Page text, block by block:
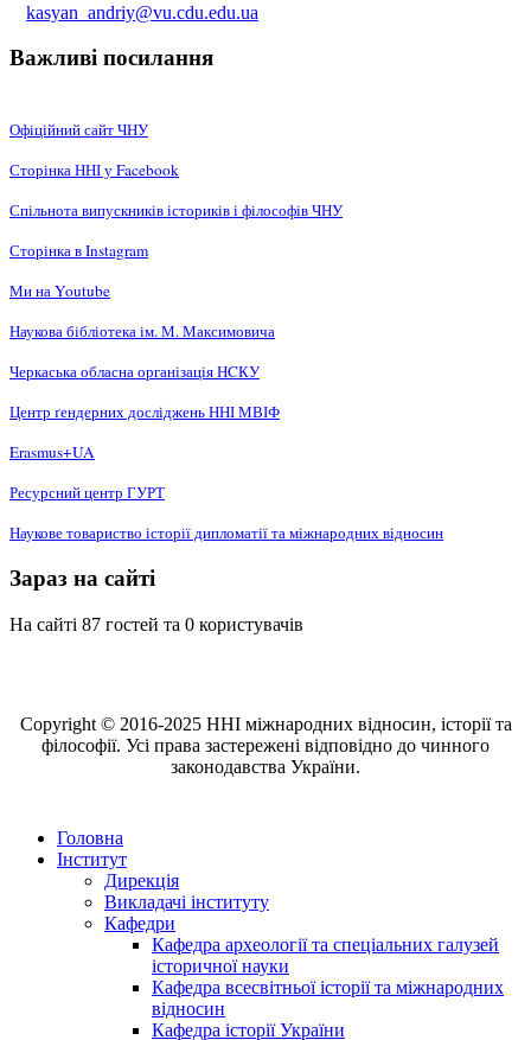
kasyan_andriy@vu.cdu.edu.ua
Важливі посилання
Офіційний сайт ЧНУ
Сторінка ННІ у Facebook
Спільнота випускників істориків і філософів ЧНУ
Сторінка в Instagram
Ми на Youtube
Наукова бібліотека ім. М. Максимовича
Черкаська обласна організація НCКУ
Центр ґендерних досліджень ННІ МВІФ
Erasmus+UA
Ресурсний центр ГУРТ
Наукове товариство історії дипломатії та міжнародних відносин
Зараз на сайті
На сайті 87 гостей та 0 користувачів
Copyright © 2016-2025 ННІ міжнародних відносин, історії та
філософії. Усі права застережені відповідно до чинного
законодавства України.
Головна
Інститут
Дирекція
Викладачі інституту
Кафедри
Кафедра археології та спеціальних галузей
історичної науки
Кафедра всесвітньої історії та міжнародних
відносин
Кафедра історії України